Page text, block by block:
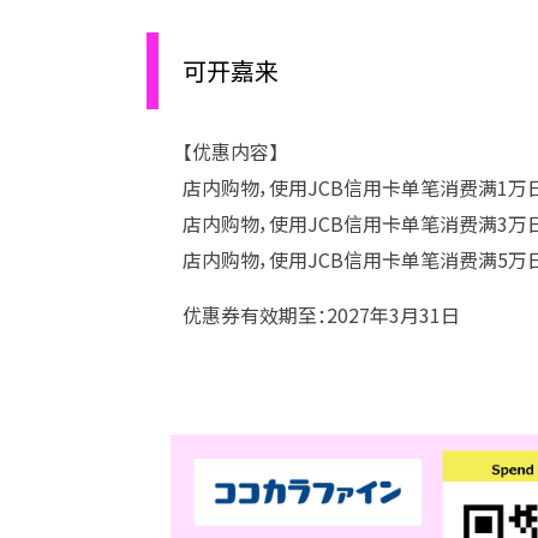
可开嘉来
【优惠内容】
店内购物，使用JCB信用卡单笔消费满1万
店内购物，使用JCB信用卡单笔消费满3万
店内购物，使用JCB信用卡单笔消费满5万
优惠券有效期至：2027年3月31日